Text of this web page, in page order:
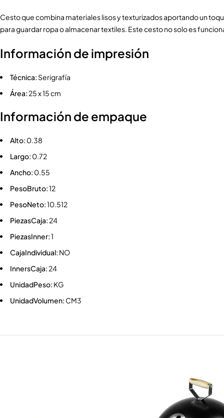
Cesto que combina materiales lisos y texturizados aportando un
para guardar ropa o almacenar textiles. Este cesto no solo es
Información de impresión
Técnica: Serigrafía
Área: 25 x 15 cm
Información de empaque
Alto: 0.38
Largo: 0.72
Ancho: 0.55
PesoBruto:12
PesoNeto:10.512
PiezasCaja: 24
PiezasInner:1
CajaIndividual: NO
InnersCaja: 24
UnidadPeso: KG
UnidadVolumen: CM3